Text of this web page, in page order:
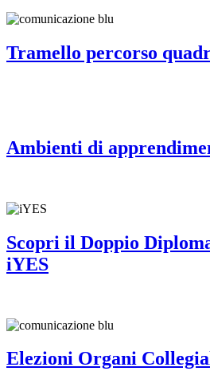
Tramello percorso
Ambienti di
Scopri il Doppio
iYES
Elezioni Organi